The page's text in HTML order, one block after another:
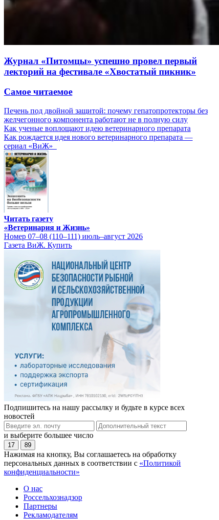
Журнал «Питомцы» успешно провел первый
лекторий на фестивале «Хвостатый пикник»
Самое читаемое
Печень под двойной защитой: почему гепатопротекторы без
желчегонного компонента работают не в полную силу
Как ученые воплощают идею ветеринарного препарата
Как рождается идея нового ветеринарного препарата —
сериал «ВиЖ»
Читать газету
«Ветеринария и Жизнь»
Номер 07–08 (110–111) июль–август 2026
Газета ВиЖ. Купить
Подпишитесь на нашу рассылку и будьте в курсе всех
новостей
и выберите большее число
17 89
Нажимая на кнопку, Вы соглашаетесь на обработку
персональных данных в соответствии с «Политикой
конфиденциальности»
О нас
Россельхознадзор
Партнеры
Рекламодателям